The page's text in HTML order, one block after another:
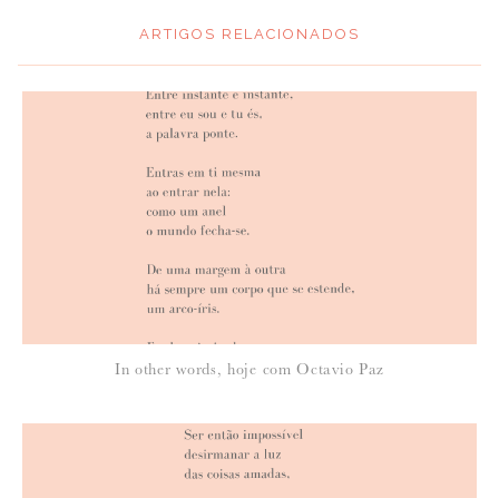
ARTIGOS RELACIONADOS
In other words, hoje com Octavio Paz